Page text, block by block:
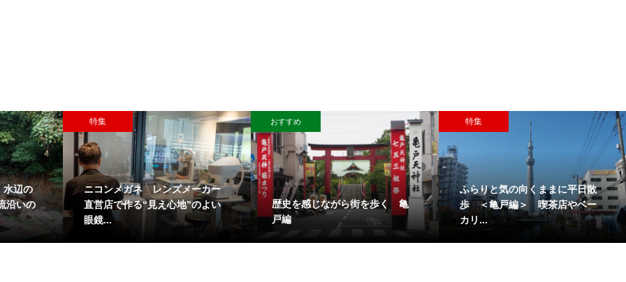
辺の
沿いの
特集
ニコンメガネ レンズメーカー
直営店で作る“見え心地”のよい
眼鏡...
おすすめ
歴史を感じながら街を歩く 亀
戸編
特集
ふらりと気の向くままに平日散
歩 ＜亀戸編＞ 喫茶店やベー
カリ...